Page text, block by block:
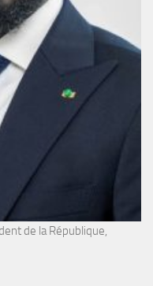
de la République,